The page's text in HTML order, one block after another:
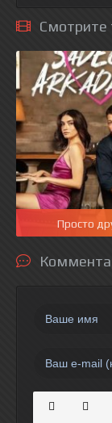
Смотрите
Просто